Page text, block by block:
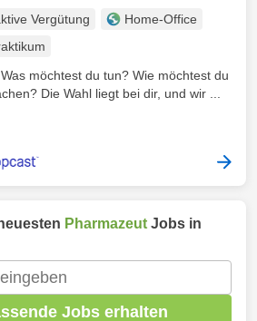
Vergütung
Home-Office
möchtest du tun? Wie möchtest du
Die Wahl liegt bei dir, und wir ...
Pharmazeut Jobs in
Jobs erhalten